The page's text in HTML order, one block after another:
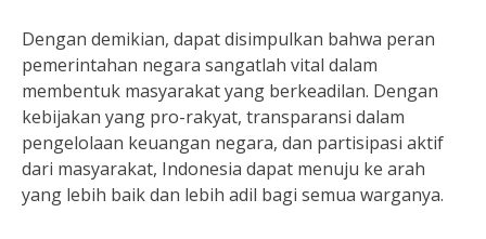
Dengan demikian, dapat disimpulkan bahwa peran
pemerintahan negara sangatlah vital dalam
membentuk masyarakat yang berkeadilan. Dengan
kebijakan yang pro-rakyat, transparansi dalam
pengelolaan keuangan negara, dan partisipasi aktif
dari masyarakat, Indonesia dapat menuju ke arah
yang lebih baik dan lebih adil bagi semua warganya.